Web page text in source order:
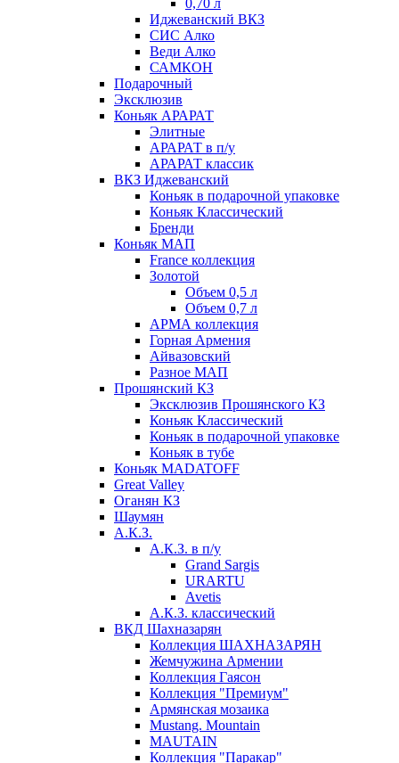
0,70 л
Иджеванский ВКЗ
СИС Алко
Веди Алко
САМКОН
Подарочный
Эксклюзив
Коньяк АРАРАТ
Элитные
АРАРАТ в п/у
АРАРАТ классик
ВКЗ Иджеванский
Коньяк в подарочной упаковке
Коньяк Классический
Бренди
Коньяк МАП
France коллекция
Золотой
Объем 0,5 л
Объем 0,7 л
АРМА коллекция
Горная Армения
Айвазовский
Разное МАП
Прошянский КЗ
Эксклюзив Прошянского КЗ
Коньяк Классический
Коньяк в подарочной упаковке
Коньяк в тубе
Коньяк MADATOFF
Great Valley
Оганян КЗ
Шаумян
А.К.З.
А.К.З. в п/у
Grand Sargis
URARTU
Avetis
А.К.З. классический
ВКД Шахназарян
Коллекция ШАХНАЗАРЯН
Жемчужина Армении
Коллекция Гаясон
Коллекция "Премиум"
Армянская мозаика
Mustang. Mountain
MAUTAIN
Коллекция "Паракар"